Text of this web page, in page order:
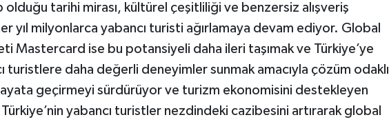
olduğu tarihi mirası, kültürel çeşitliliği ve benzersiz alışveriş
yıl milyonlarca yabancı turisti ağırlamaya devam ediyor. Global
Mastercard ise bu potansiyeli daha ileri taşımak ve Türkiye’ye
turistlere daha değerli deneyimler sunmak amacıyla çözüm odaklı
geçirmeyi sürdürüyor ve turizm ekonomisini destekleyen
yabancı turistler nezdindeki cazibesini artırarak global